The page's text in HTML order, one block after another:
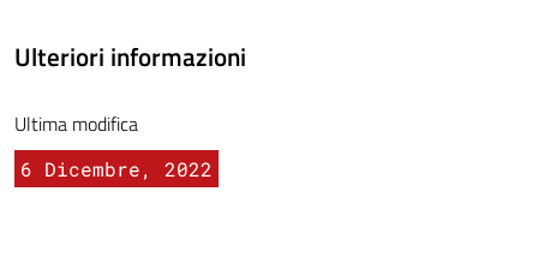
Ulteriori informazioni
Ultima modifica
6 Dicembre, 2022